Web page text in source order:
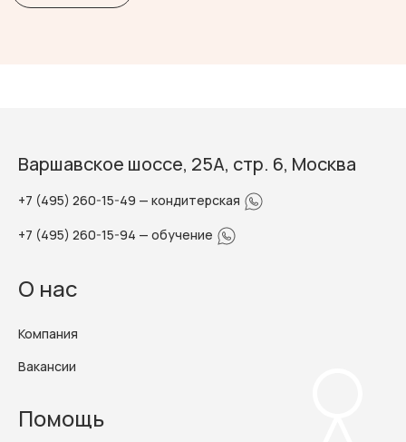
Варшавское шоссе, 25А, стр. 6, Москва
+7 (495) 260-15-49 — кондитерская
+7 (495) 260-15-94 — обучение
О нас
Компания
Вакансии
Помощь